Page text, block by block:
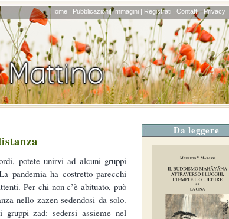
Home | Pubblicazioni| Immagini | Registrati | Contatti | Privacy |
potete unirvi ad alcuni gruppi
pandemia ha costretto parecchi
Per chi non c’è abituato, può
nello zazen sedendosi da solo.
gruppi zad: sedersi assieme nel
Da leggere